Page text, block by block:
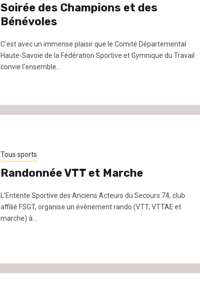
Soirée des Champions et des
Bénévoles
C’est avec un immense plaisir que le Comité Départemental
Haute-Savoie de la Fédération Sportive et Gymnique du Travail
convie l'ensemble...
Tous sports
Randonnée VTT et Marche
L'Entente Sportive des Anciens Acteurs du Secours 74, club
affilié FSGT, organise un évènement rando (VTT, VTTAE et
marche) à...